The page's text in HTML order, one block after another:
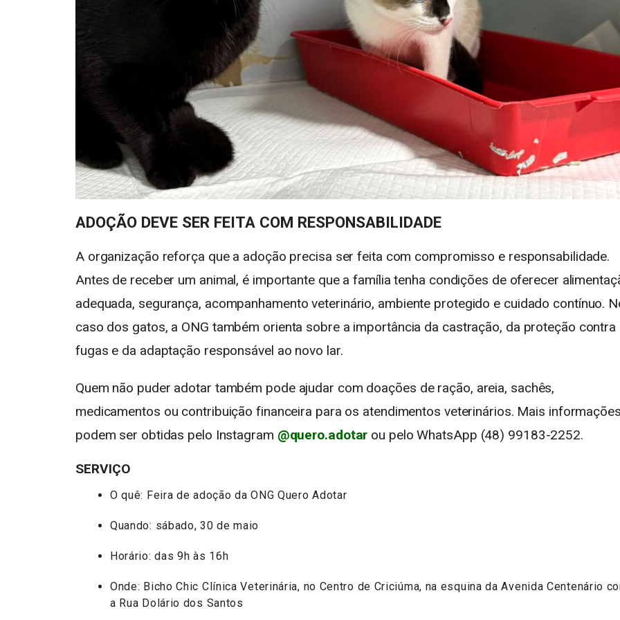
ADOÇÃO DEVE SER FEITA COM RESPONSABILIDADE
A organização reforça que a adoção precisa ser feita com compromisso e responsabilidade.
Antes de receber um animal, é importante que a família tenha condições de oferecer
adequada, segurança, acompanhamento veterinário, ambiente protegido e cuidado contínuo.
caso dos gatos, a ONG também orienta sobre a importância da castração, da proteção contra
fugas e da adaptação responsável ao novo lar.
Quem não puder adotar também pode ajudar com doações de ração, areia, sachês,
medicamentos ou contribuição financeira para os atendimentos veterinários. Mais
podem ser obtidas pelo Instagram @quero.adotar ou pelo WhatsApp (48) 99183-2252.
SERVIÇO
O quê: Feira de adoção da ONG Quero Adotar
Quando: sábado, 30 de maio
Horário: das 9h às 16h
Onde: Bicho Chic Clínica Veterinária, no Centro de Criciúma, na esquina da Avenida Centenário
a Rua Dolário dos Santos